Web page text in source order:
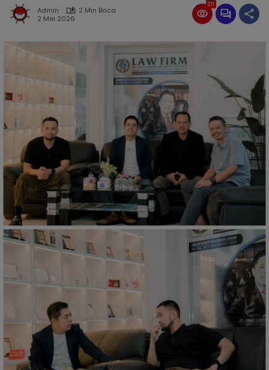
Admin
2 Min Baca
2 Mei 2026
211